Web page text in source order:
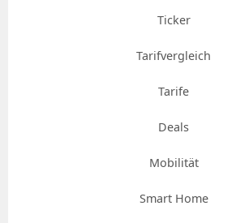
Ticker
Tarifvergleich
Tarife
Deals
Mobilität
Smart Home